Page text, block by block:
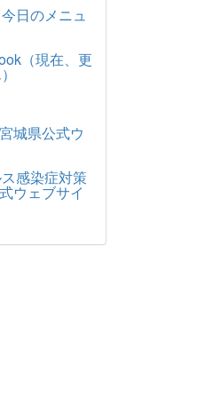
日のメニュ
（現在、更
城県公式ウ
感染症対策
ウェブサイ